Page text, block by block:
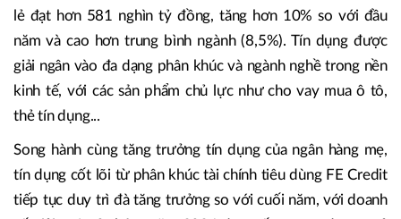
lẻ đạt hơn 581 nghìn tỷ đồng, tăng hơn 10% so với đầu
năm và cao hơn trung bình ngành (8,5%). Tín dụng được
giải ngân vào đa dạng phân khúc và ngành nghề trong nền
kinh tế, với các sản phẩm chủ lực như cho vay mua ô tô,
thẻ tín dụng...
Song hành cùng tăng trưởng tín dụng của ngân hàng mẹ,
tín dụng cốt lõi từ phân khúc tài chính tiêu dùng FE Credit
tiếp tục duy trì đà tăng trưởng so với cuối năm, với doanh